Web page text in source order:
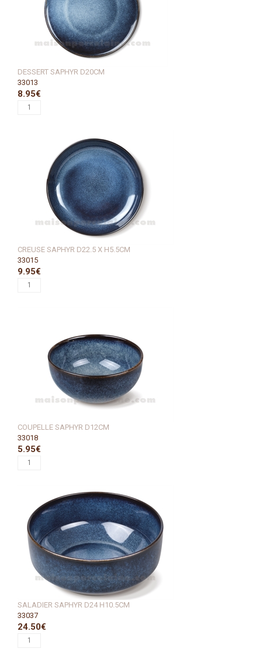
DESSERT SAPHYR D20CM
33013
8.95€
CREUSE SAPHYR D22.5 X H5.5CM
33015
9.95€
COUPELLE SAPHYR D12CM
33018
5.95€
SALADIER SAPHYR D24 H10.5CM
33037
24.50€